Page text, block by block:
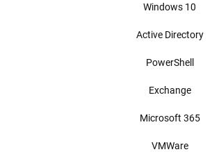
Windows 10
Active Directory
PowerShell
Exchange
Microsoft 365
VMWare